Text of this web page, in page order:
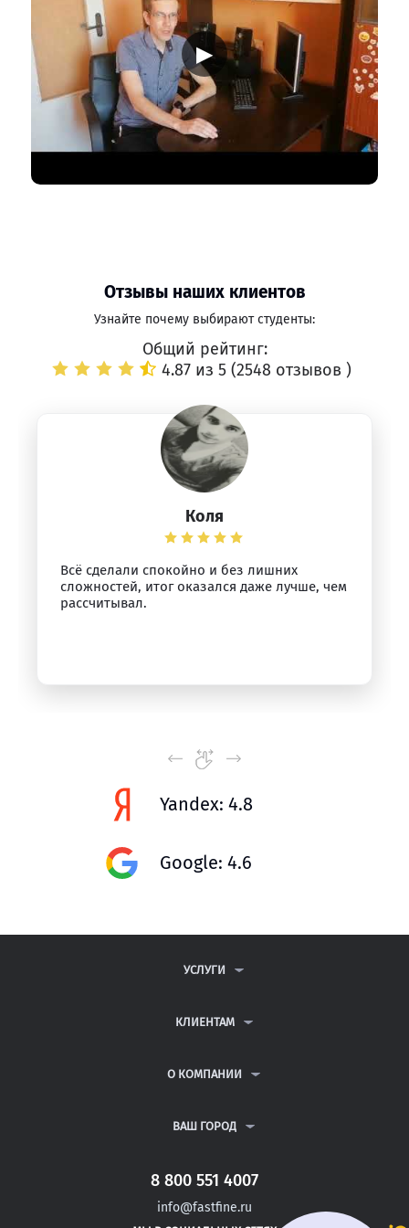
▶
Отзывы наших клиентов
Узнайте почему выбирают студенты:
Общий рейтинг:
4.87 из 5 (2548 отзывов )
Коля
Всё сделали спокойно и без лишних
сложностей, итог оказался даже лучше, чем
рассчитывал.
Yandex: 4.8
Google: 4.6
УСЛУГИ
ДИПЛОМНЫЕ РАБОТЫ
РЕФЕРАТЫ
КЛИЕНТАМ
ВОПРОСЫ И ОТВЕТЫ
ПОЛИТИКА КОНФИДЕНЦИАЛЬНОСТИ
О КОМПАНИИ
КОНТАКТЫ
ВАШ ГОРОД
САНКТ-ПЕТЕРБУРГ
ДОНЕЦК
САЛЬСК
8 800 551 4007
info@fastfine.ru